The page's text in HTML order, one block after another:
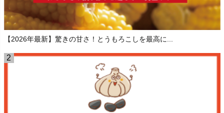
【2026年最新】驚きの甘さ！とうもろこしを最高に...